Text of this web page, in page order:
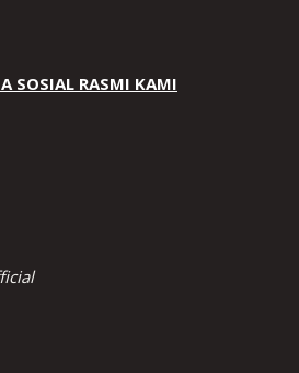
SOSIAL RASMI KAMI